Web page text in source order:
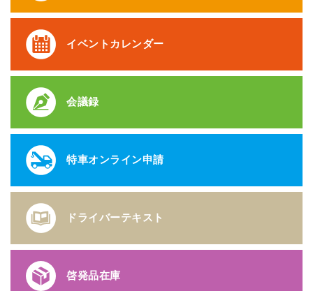
イベントカレンダー
会議録
特車オンライン申請
ドライバーテキスト
啓発品在庫